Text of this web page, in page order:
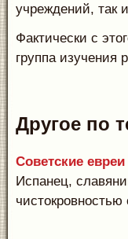
учреждений, так
Фактически с
группа изучения
Другое по
Советские
Испанец,